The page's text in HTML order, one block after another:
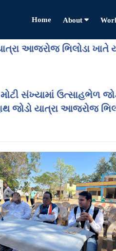
Home About
આજરોજ ભિલોડા
સંખ્યામાં ઉત્સાહભેળ
હાથ જોડો યાત્રા